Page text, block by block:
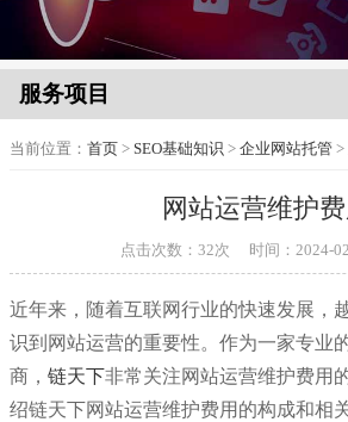
营_SEO优化外包服务
「链天下网络科技有限
公司」
服务项目
当前位置： 首页 > SEO基础知识 > 企业网站托管 >
网站运营维护费
点击次数： 32次 时间：2024-
近年来，随着互联网行业的快速发展，
识到网站运营的重要性。作为一家专业
商， 链天下非常关注网站运营维护费用
绍链天下网站运营维护费用的构成和相